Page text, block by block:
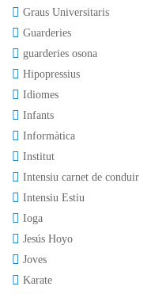
Graus Universitaris
Guarderies
guarderies osona
Hipopressius
Idiomes
Infants
Informàtica
Institut
Intensiu carnet de conduir
Intensiu Estiu
Ioga
Jesús Hoyo
Joves
Karate